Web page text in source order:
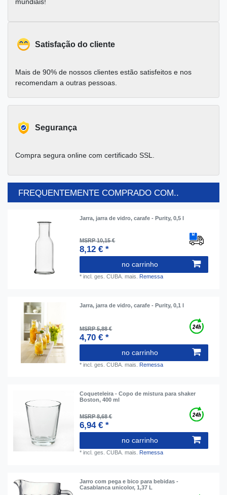
Satisfação do cliente
Mais de 90% de nossos clientes estão satisfeitos e nos
recomendam a outras pessoas.
Segurança
Compra segura online com certificado SSL.
FREQUENTEMENTE COMPRADO COM..
Jarra, jarra de vidro, carafe - Purity, 0,5 l
MSRP 10,15 €
8,12 € *
no carrinho
*incl. ges. CUBA. mais. Remessa
Jarra, jarra de vidro, carafe - Purity, 0,1 l
MSRP 5,88 €
4,70 € *
no carrinho
*incl. ges. CUBA. mais. Remessa
Coqueteleira - Copo de mistura para shaker
Boston, 400 ml
MSRP 8,68 €
6,94 € *
no carrinho
*incl. ges. CUBA. mais. Remessa
Jarro com pega e bico para bebidas -
Casablanca unicolor, 1,37 L